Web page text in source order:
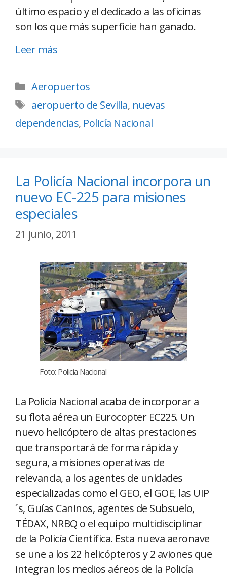
último espacio y el dedicado a las oficinas
son los que más superficie han ganado.
Leer más
Aeropuertos
aeropuerto de Sevilla, nuevas
dependencias, Policía Nacional
La Policía Nacional incorpora un
nuevo EC-225 para misiones
especiales
21 junio, 2011
Foto: Policía Nacional
La Policía Nacional acaba de incorporar a
su flota aérea un Eurocopter EC225. Un
nuevo helicóptero de altas prestaciones
que transportará de forma rápida y
segura, a misiones operativas de
relevancia, a los agentes de unidades
especializadas como el GEO, el GOE, las UIP
´s, Guías Caninos, agentes de Subsuelo,
TÉDAX, NRBQ o el equipo multidisciplinar
de la Policía Científica. Esta nueva aeronave
se une a los 22 helicópteros y 2 aviones que
integran los medios aéreos de la Policía